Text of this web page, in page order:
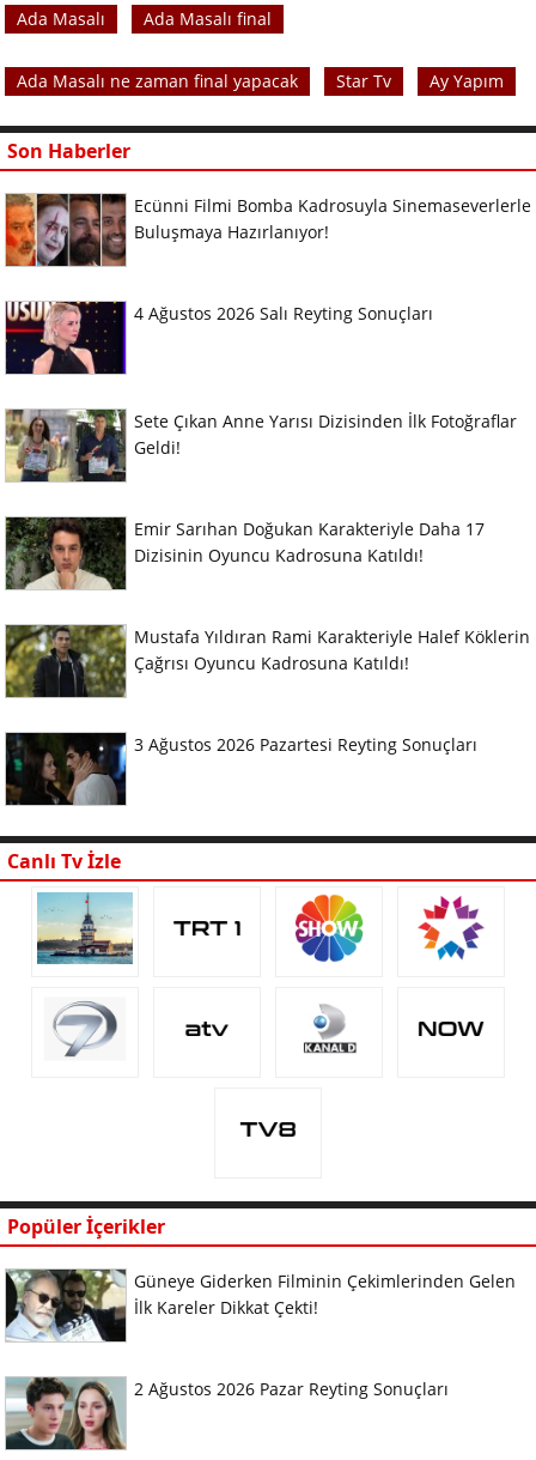
Ada Masalı Ada Masalı final
Ada Masalı ne zaman final yapacak Star Tv Ay Yapım
Son Haberler
Ecünni Filmi Bomba Kadrosuyla Sinemaseverlerle
Buluşmaya Hazırlanıyor!
4 Ağustos 2026 Salı Reyting Sonuçları
Sete Çıkan Anne Yarısı Dizisinden İlk Fotoğraflar
Geldi!
Emir Sarıhan Doğukan Karakteriyle Daha 17
Dizisinin Oyuncu Kadrosuna Katıldı!
Mustafa Yıldıran Rami Karakteriyle Halef Köklerin
Çağrısı Oyuncu Kadrosuna Katıldı!
3 Ağustos 2026 Pazartesi Reyting Sonuçları
Canlı Tv İzle
Popüler İçerikler
Güneye Giderken Filminin Çekimlerinden Gelen
İlk Kareler Dikkat Çekti!
2 Ağustos 2026 Pazar Reyting Sonuçları